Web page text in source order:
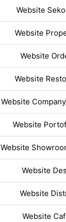
Website
Website
Website
Website
Website
Website
Website
Website
Website
Website